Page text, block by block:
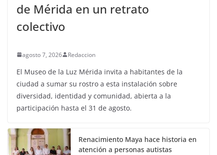
de Mérida en un retrato
colectivo
agosto 7, 2026 Redaccion
El Museo de la Luz Mérida invita a habitantes de la
ciudad a sumar su rostro a esta instalación sobre
diversidad, identidad y comunidad, abierta a la
participación hasta el 31 de agosto.
Renacimiento Maya hace historia en
atención a personas autistas